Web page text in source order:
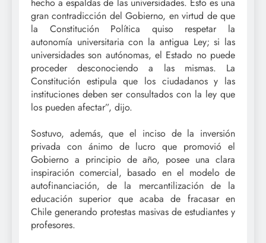
gran contradicción del Gobierno, en virtud de que
la Constitución Política quiso respetar la
autonomía universitaria con la antigua Ley; si las
universidades son autónomas, el Estado no puede
proceder desconociendo a las mismas. La
Constitución estipula que los ciudadanos y las
instituciones deben ser consultados con la ley que
los pueden afectar”, dijo.
Sostuvo, además, que el inciso de la inversión
privada con ánimo de lucro que promovió el
Gobierno a principio de año, posee una clara
inspiración comercial, basado en el modelo de
autofinanciación, de la mercantilización de la
educación superior que acaba de fracasar en
Chile generando protestas masivas de estudiantes y
profesores.